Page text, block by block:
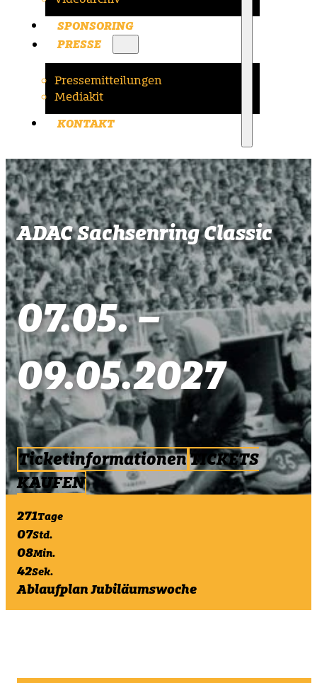
SPONSORING
PRESSE
Pressemitteilungen
Mediakit
KONTAKT
ADAC Sachsenring Classic
07.05. –
09.05.2027
TicketinformationenTICKETS
KAUFEN
271Tage
07Std.
08Min.
41Sek.
Ablaufplan Jubiläumswoche